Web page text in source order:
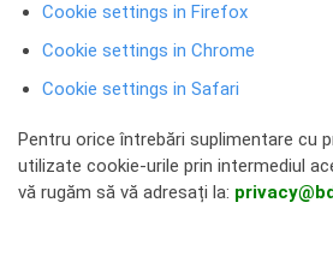
Cookie settings in Firefox
Cookie settings in Chrome
Cookie settings in Safari
Pentru orice întrebări suplimentare cu
utilizate cookie-urile prin intermediul
vă rugăm să vă adresați la: